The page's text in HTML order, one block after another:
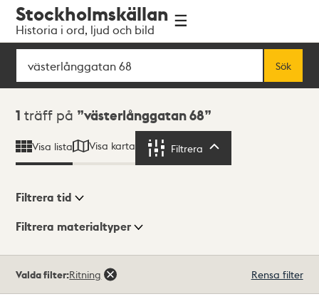
navigationen
huvudinnehållet
Stockholmskällan
Historia i ord, ljud och bild
Sök
Sök
Sökresultat
1 träff på västerlånggatan 68
Visa lista Visa karta Filtrera
Visningsläge
Filtrera tid
Filtrera materialtyper
träffar
Valda filter:Ritning Rensa filter